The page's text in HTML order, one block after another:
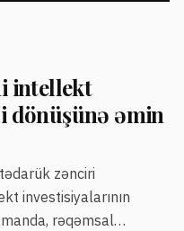
intellekt
dönüşünə əmin
zənciri
investisiyalarının
rəqəmsal